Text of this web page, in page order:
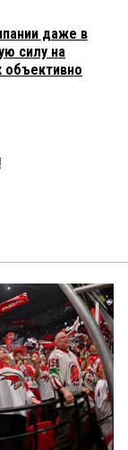
даже в
силу на
объективно